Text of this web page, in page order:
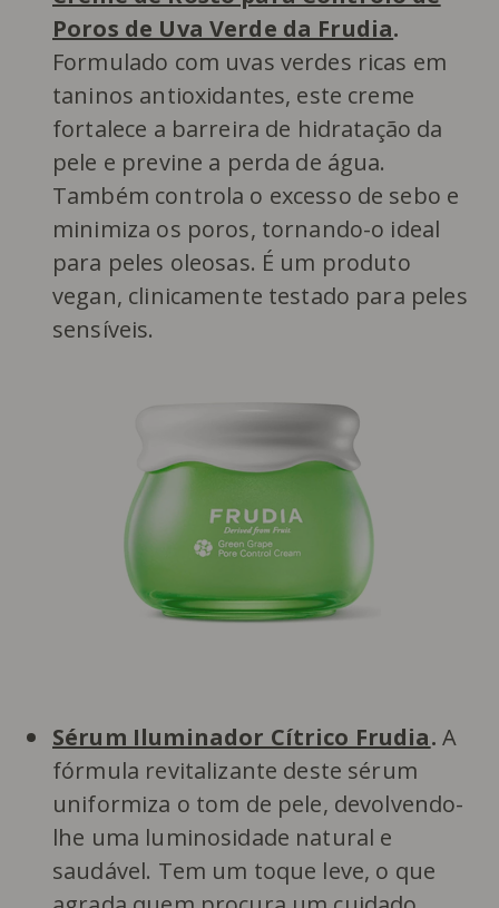
Poros de Uva Verde da Frudia.
Formulado com uvas verdes ricas em
taninos antioxidantes, este creme
fortalece a barreira de hidratação da
pele e previne a perda de água.
Também controla o excesso de sebo e
minimiza os poros, tornando-o ideal
para peles oleosas. É um produto
vegan, clinicamente testado para peles
sensíveis.
Sérum Iluminador Cítrico Frudia. A
fórmula revitalizante deste sérum
uniformiza o tom de pele, devolvendo-
lhe uma luminosidade natural e
saudável. Tem um toque leve, o que